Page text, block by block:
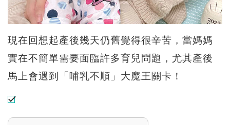
現在回想起產後幾天仍舊覺得很辛苦，當媽媽
實在不簡單需要面臨許多育兒問題，尤其產後
馬上會遇到「哺乳不順」大魔王關卡！